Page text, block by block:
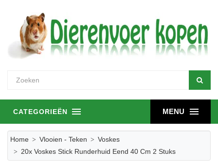
MENU
CATEGORIEËN
Home Vlooien - Teken
Voskes
20x Voskes Stick Runderhuid Eend 40 Cm 2 Stuks